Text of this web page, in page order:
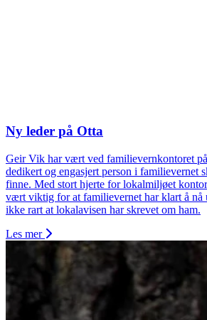
Ny leder på Otta
Geir Vik har vært ved familievernkontoret
dedikert og engasjert person i familievernet
finne. Med stort hjerte for lokalmiljøet
vært viktig for at familievernet har klart å nå
ikke rart at lokalavisen har skrevet om ham.
Les mer